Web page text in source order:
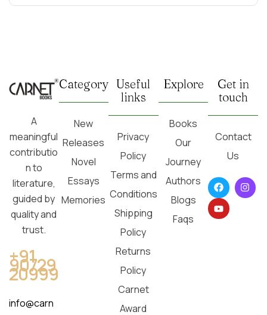
A
meaningful
contributio
n to
literature,
guided by
quality and
trust.
+91
90729
20999
info@carn
Category
New
Releases
Novel
Essays
Memories
Useful
links
Privacy
Policy
Terms and
Conditions
Shipping
Policy
Returns
Policy
Carnet
Award
Explore
Books
Our
Journey
Authors
Blogs
Faqs
Get in
touch
Contact
Us